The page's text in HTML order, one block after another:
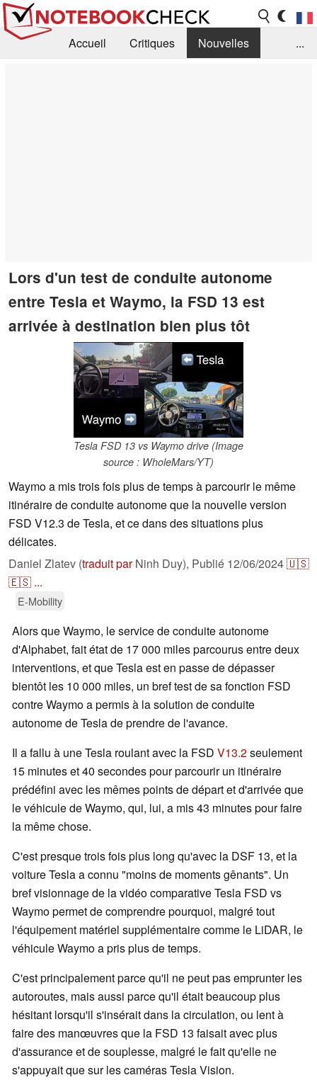
Accueil Critiques
Nouvelles
...
Lors d'un test de conduite autonome
entre Tesla et Waymo, la FSD 13 est
arrivée à destination bien plus tôt
Tesla FSD 13 vs Waymo drive (Image
source : WholeMars/YT)
Waymo a mis trois fois plus de temps à parcourir le même
itinéraire de conduite autonome que la nouvelle version
FSD V12.3 de Tesla, et ce dans des situations plus
délicates.
Daniel Zlatev (traduit parNinh Duy), Publié 12/06/2024🇺🇸
🇪🇸 ...
E-Mobility
Alors que Waymo, le service de conduite autonome
d'Alphabet, fait état de 17 000 miles parcourus entre deux
interventions, et que Tesla est en passe de dépasser
bientôt les 10 000 miles, un bref test de sa fonction FSD
contre Waymo a permis à la solution de conduite
autonome de Tesla de prendre de l'avance.
Il a fallu à une Tesla roulant avec la FSD V13.2seulement
15 minutes et 40 secondes pour parcourir un itinéraire
prédéfini avec les mêmes points de départ et d'arrivée que
le véhicule de Waymo, qui, lui, a mis 43 minutes pour faire
la même chose.
C'est presque trois fois plus long qu'avec la DSF 13, et la
voiture Tesla a connu "moins de moments gênants". Un
bref visionnage de la vidéo comparative Tesla FSD vs
Waymo permet de comprendre pourquoi, malgré tout
l'équipement matériel supplémentaire comme le LiDAR, le
véhicule Waymo a pris plus de temps.
C'est principalement parce qu'il ne peut pas emprunter les
autoroutes, mais aussi parce qu'il était beaucoup plus
hésitant lorsqu'il s'insérait dans la circulation, ou lent à
faire des manœuvres que la FSD 13 faisait avec plus
d'assurance et de souplesse, malgré le fait qu'elle ne
s'appuyait que sur les caméras Tesla Vision.